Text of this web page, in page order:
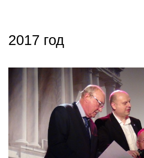
2017 год